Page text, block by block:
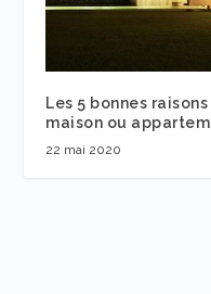
Les 5 bonnes
maison ou
22 mai 2020